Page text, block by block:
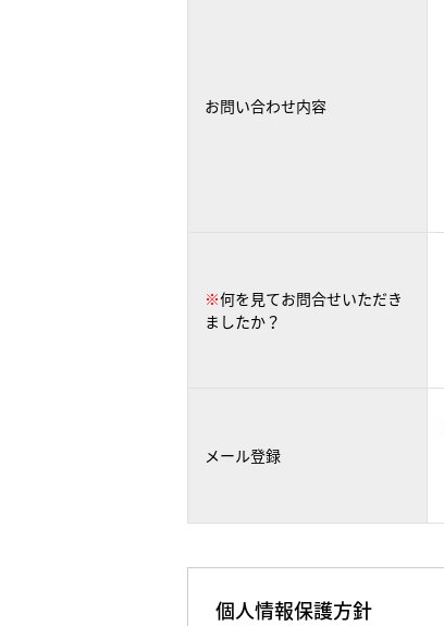
お問い合わせ内容
※何を見てお問合せいただき
ましたか？
メール登録
個人情報保護方針